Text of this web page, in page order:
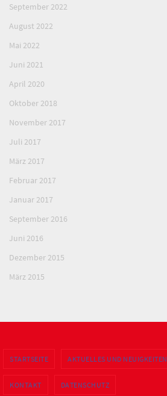
September 2022
August 2022
Mai 2022
Juni 2021
April 2020
Oktober 2018
November 2017
Juli 2017
März 2017
Februar 2017
Januar 2017
September 2016
Juni 2016
Dezember 2015
März 2015
STARTSEITE AKTUELLES UND NEUIGKEITEN
KONTAKT DATENSCHUTZ